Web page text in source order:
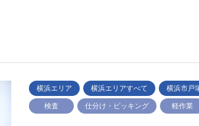
横浜エリア 横浜エリアすべて
横浜市戸
検査
仕分け・ピッキング 軽作業